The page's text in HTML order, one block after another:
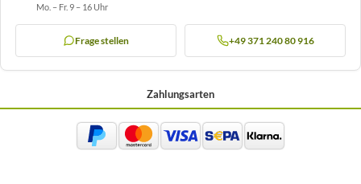
Mo. – Fr. 9 – 16 Uhr
Frage stellen +49 371 240 80 916
Zahlungsarten